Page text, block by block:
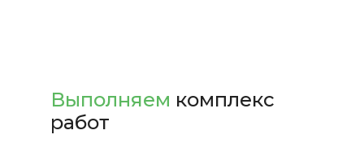
Выполняем комплекс
работ